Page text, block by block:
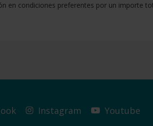
en condiciones preferentes por un importe
Instagram Youtube